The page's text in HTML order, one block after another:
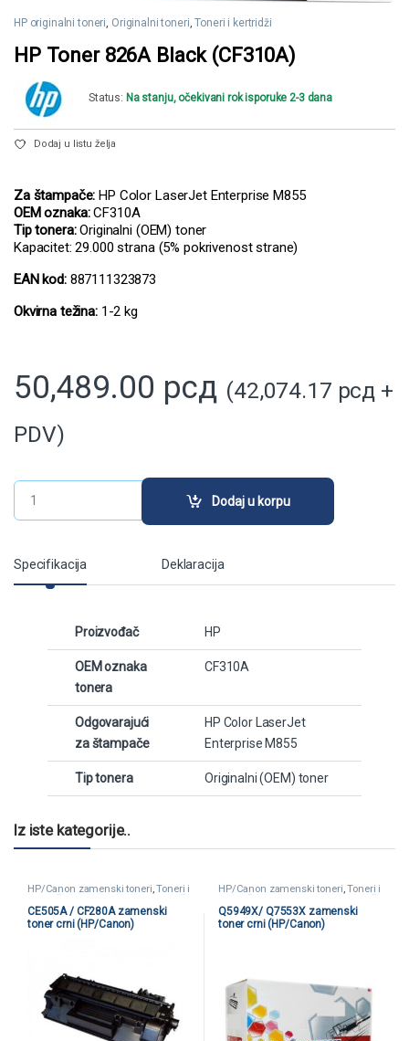
HP originalni toneri, Originalni toneri,Toneri i kertridži
HP Toner 826A Black (CF310A)
Status: Na stanju, očekivani rok isporuke 2-3 dana
Dodaj u listu želja
Za štampače: HP Color LaserJet Enterprise M855
OEM oznaka:CF310A
Tip tonera:Originalni (OEM) toner
Kapacitet: 29.000 strana (5% pokrivenost strane)
EAN kod: 887111323873
Okvirna težina: 1-2 kg
50,489.00 рсд (42,074.17 рсд +
PDV)
HP Toner 826A Black (CF310A) quantity
Dodaj u korpu
Specifikacija Deklaracija
Proizvođač HP
OEM oznaka
tonera
CF310A
Odgovarajući
za štampače
HP Color LaserJet
Enterprise M855
Tip tonera Originalni (OEM) toner
Iz iste kategorije..
HP/Canon zamenski toneri,Toneri i
kertridži
Zamenski toneri i kertridži
CE505A / CF280A zamenski
toner crni (HP/Canon)
HP/Canon zamenski toneri,Toneri i
kertridži
Zamenski toneri i kertridži
Q5949X/ Q7553X zamenski
toner crni (HP/Canon)